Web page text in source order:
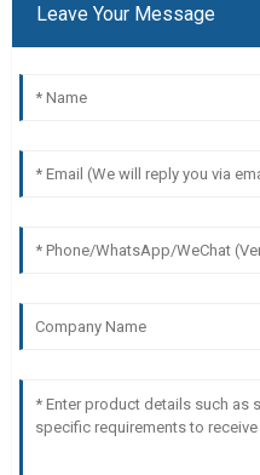
Leave Your Message